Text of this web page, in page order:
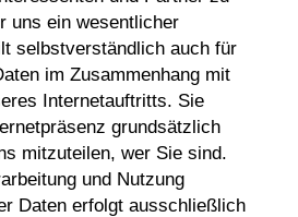
uns ein wesentlicher
selbstverständlich auch für
im Zusammenhang mit
Internetauftritts. Sie
grundsätzlich
mitzuteilen, wer Sie sind.
und Nutzung
Daten erfolgt ausschließlich